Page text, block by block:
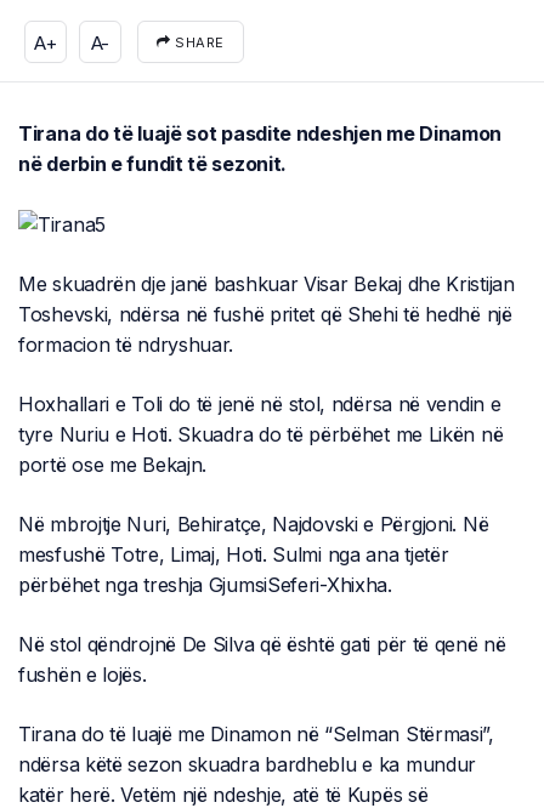
A+ A- SHARE
Tirana do të luajë sot pasdite ndeshjen me Dinamon
në derbin e fundit të sezonit.
Me skuadrën dje janë bashkuar Visar Bekaj dhe Kristijan
Toshevski, ndërsa në fushë pritet që Shehi të hedhë një
formacion të ndryshuar.
Hoxhallari e Toli do të jenë në stol, ndërsa në vendin e
tyre Nuriu e Hoti. Skuadra do të përbëhet me Likën në
portë ose me Bekajn.
Në mbrojtje Nuri, Behiratçe, Najdovski e Përgjoni. Në
mesfushë Totre, Limaj, Hoti. Sulmi nga ana tjetër
përbëhet nga treshja GjumsiSeferi-Xhixha.
Në stol qëndrojnë De Silva që është gati për të qenë në
fushën e lojës.
Tirana do të luajë me Dinamon në “Selman Stërmasi”,
ndërsa këtë sezon skuadra bardheblu e ka mundur
katër herë. Vetëm një ndeshje, atë të Kupës së